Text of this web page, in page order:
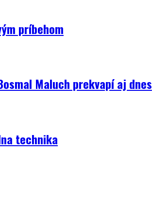
príbehom
Maluch prekvapí aj dnes
technika